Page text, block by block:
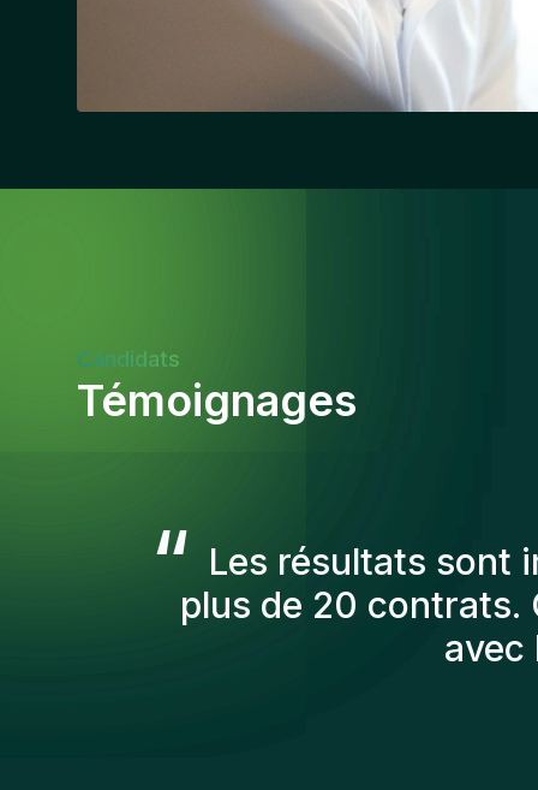
Candidats
Témoignages
“
Les consultants
afin de nous
recruté sont